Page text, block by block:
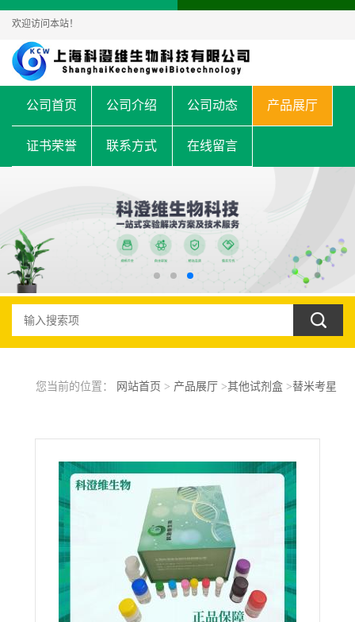
欢迎访问本站！
公司首页 公司介绍 公司动态 产品展厅
证书荣誉 联系方式 在线留言
您当前的位置： 网站首页 > 产品展厅>其他试剂盒>替米考星